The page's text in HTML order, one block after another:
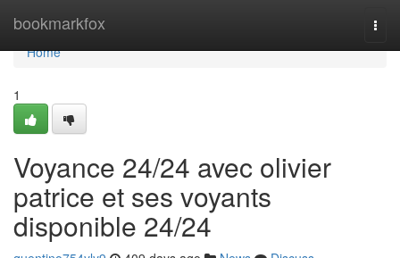
bookmarkfox
Home
Home
1
Voyance 24/24 avec olivier
patrice et ses voyants
disponible 24/24